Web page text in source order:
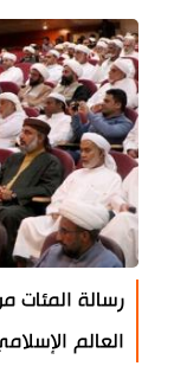
رسالة المئات
العالم